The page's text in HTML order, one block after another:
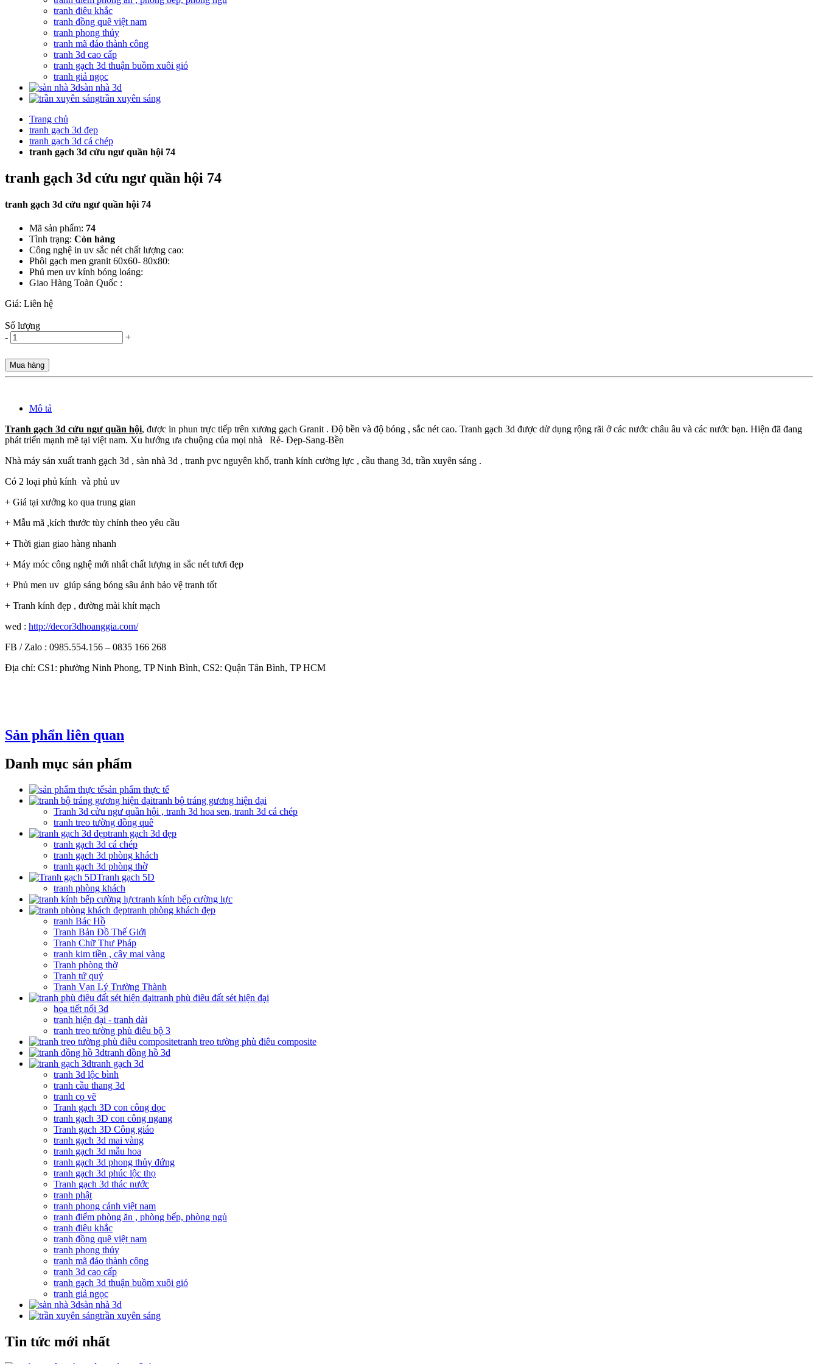
tranh điêu khắc
tranh đồng quê việt nam
tranh phong thủy
tranh mã đáo thành công
tranh 3d cao cấp
tranh gạch 3d thuận buồm xuôi gió
tranh giả ngọc
sàn nhà 3d
trần xuyên sáng
Trang chủ
tranh gạch 3d đẹp
tranh gạch 3d cá chép
tranh gạch 3d cửu ngư quần hội 74
tranh gạch 3d cửu ngư quần hội 74
tranh gạch 3d cửu ngư quần hội 74
Mã sản phẩm: 74
Tình trạng: Còn hàng
Công nghệ in uv sắc nét chất lượng cao:
Phôi gạch men granit 60x60- 80x80:
Phủ men uv kính bóng loáng:
Giao Hàng Toàn Quốc :
Giá: Liên hệ
Số lượng
-
+
Mua hàng
Mô tả
Tranh gạch 3d cửu ngư quần hội, được in phun trực tiếp trên xương gạch Granit . Độ bền và độ bóng , sắc nét cao. Tranh gạch 3d được dử dụng rộng rãi ở các nước châu âu và các nước bạn. Hiện đã đang
phát triển mạnh mẽ tại việt nam. Xu hướng ưa chuộng của mọi nhà Rẻ- Đẹp-Sang-Bền
Nhà máy sản xuất tranh gạch 3d , sàn nhà 3d , tranh pvc nguyên khổ, tranh kính cường lực , cầu thang 3d, trần xuyên sáng .
Có 2 loại phủ kính và phủ uv
+ Giá tại xưởng ko qua trung gian
+ Mẫu mã ,kích thước tùy chỉnh theo yêu cầu
+ Thời gian giao hàng nhanh
+ Máy móc công nghệ mới nhất chất lượng in sắc nét tươi đẹp
+ Phủ men uv giúp sáng bóng sâu ảnh bảo vệ tranh tốt
+ Tranh kính đẹp , đường mài khít mạch
wed : http://decor3dhoanggia.com/
FB / Zalo : 0985.554.156 – 0835 166 268
Địa chỉ: CS1: phường Ninh Phong, TP Ninh Bình, CS2: Quận Tân Bình, TP HCM
Sản phẩn liên quan
Danh mục sản phẩm
sản phẩm thực tế
tranh bộ tráng gương hiện đại
Tranh 3d cửu ngư quần hội , tranh 3d hoa sen, tranh 3d cá chép
tranh treo tường đồng quê
tranh gạch 3d đẹp
tranh gạch 3d cá chép
tranh gạch 3d phòng khách
tranh gạch 3d phòng thờ
Tranh gạch 5D
tranh phòng khách
tranh kính bếp cường lực
tranh phòng khách đẹp
tranh Bác Hồ
Tranh Bản Đồ Thế Giới
Tranh Chữ Thư Pháp
tranh kim tiền , cây mai vàng
Tranh phòng thờ
Tranh tứ quý
Tranh Vạn Lý Trường Thành
tranh phù điêu đất sét hiện đại
họa tiết nổi 3d
tranh hiện đại - tranh dài
tranh treo tường phù điêu bộ 3
tranh treo tường phù điêu composite
tranh đồng hồ 3d
tranh gạch 3d
tranh 3d lộc bình
tranh cầu thang 3d
tranh cọ vẽ
Tranh gạch 3D con công dọc
tranh gạch 3D con công ngang
Tranh gạch 3D Công giáo
tranh gạch 3d mai vàng
tranh gạch 3d mẫu hoa
tranh gạch 3d phong thủy đứng
tranh gạch 3d phúc lộc thọ
Tranh gạch 3d thác nước
tranh phật
tranh phong cảnh việt nam
tranh điểm phòng ăn , phòng bếp, phòng ngủ
tranh điêu khắc
tranh đồng quê việt nam
tranh phong thủy
tranh mã đáo thành công
tranh 3d cao cấp
tranh gạch 3d thuận buồm xuôi gió
tranh giả ngọc
sàn nhà 3d
trần xuyên sáng
Tin tức mới nhất